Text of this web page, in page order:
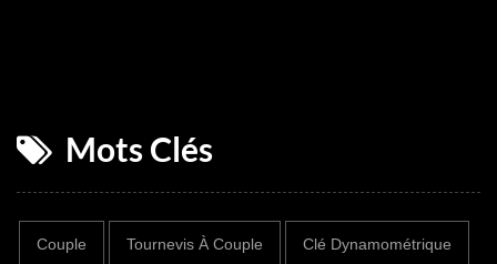
Mots Clés
Couple Tournevis À Couple Clé Dynamométrique